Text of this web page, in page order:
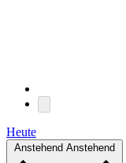
Heute
Anstehend Anstehend